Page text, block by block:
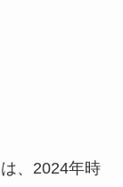
、2024年時